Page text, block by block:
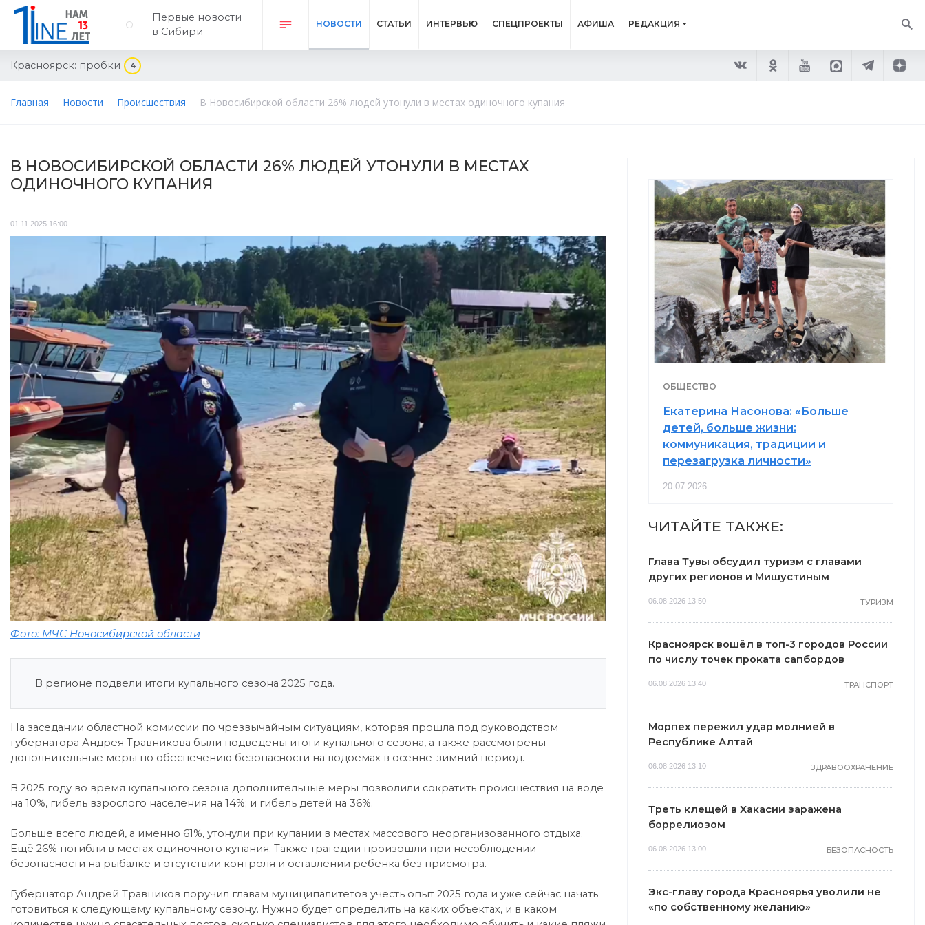
Первые новости
в Сибири
НОВОСТИ СТАТЬИ ИНТЕРВЬЮ СПЕЦПРОЕКТЫ АФИША РЕДАКЦИЯ
Красноярск: пробки 4
Главная Новости Происшествия В Новосибирской области 26% людей утонули в местах одиночного купания
В НОВОСИБИРСКОЙ ОБЛАСТИ 26% ЛЮДЕЙ УТОНУЛИ В МЕСТАХ
ОДИНОЧНОГО КУПАНИЯ
01.11.2025 16:00
Фото: МЧС Новосибирской области
В регионе подвели итоги купального сезона 2025 года.
На заседании областной комиссии по чрезвычайным ситуациям, которая прошла под руководством
губернатора Андрея Травникова были подведены итоги купального сезона, а также рассмотрены
дополнительные меры по обеспечению безопасности на водоемах в осенне-зимний период.
В 2025 году во время купального сезона дополнительные меры позволили сократить происшествия на воде
на 10%, гибель взрослого населения на 14%; и гибель детей на 36%.
Больше всего людей, а именно 61%, утонули при купании в местах массового неорганизованного отдыха.
Ещё 26% погибли в местах одиночного купания. Также трагедии произошли при несоблюдении
безопасности на рыбалке и отсутствии контроля и оставлении ребёнка без присмотра.
Губернатор Андрей Травников поручил главам муниципалитетов учесть опыт 2025 года и уже сейчас начать
готовиться к следующему купальному сезону. Нужно будет определить на каких объектах, и в каком
ОБЩЕСТВО
Екатерина Насонова: «Больше
детей, больше жизни:
коммуникация, традиции и
перезагрузка личности»
20.07.2026
ЧИТАЙТЕ ТАКЖЕ:
Глава Тувы обсудил туризм с главами
других регионов и Мишустиным
06.08.2026 13:50 ТУРИЗМ
Красноярск вошёл в топ-3 городов России
по числу точек проката сапбордов
06.08.2026 13:40 ТРАНСПОРТ
Морпех пережил удар молнией в
Республике Алтай
06.08.2026 13:10 ЗДРАВООХРАНЕНИЕ
Треть клещей в Хакасии заражена
боррелиозом
06.08.2026 13:00 БЕЗОПАСНОСТЬ
Экс-главу города Красноярья уволили не
«по собственному желанию»